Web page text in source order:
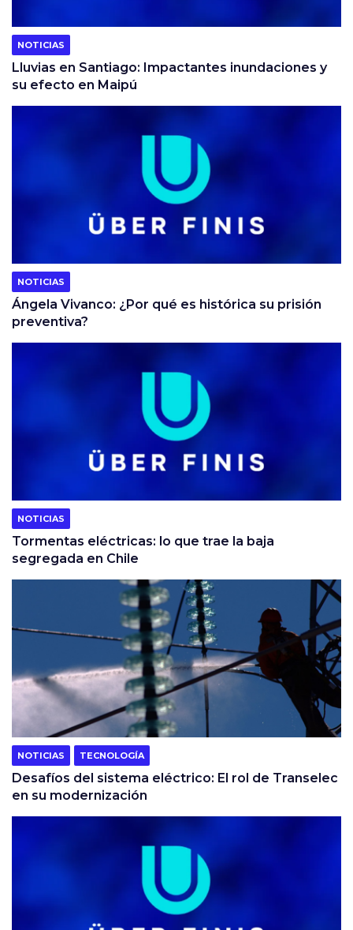
NOTICIAS
Lluvias en Santiago: Impactantes inundaciones y
su efecto en Maipú
NOTICIAS
Ángela Vivanco: ¿Por qué es histórica su prisión
preventiva?
NOTICIAS
Tormentas eléctricas: lo que trae la baja
segregada en Chile
NOTICIAS TECNOLOGÍA
Desafíos del sistema eléctrico: El rol de Transelec
en su modernización